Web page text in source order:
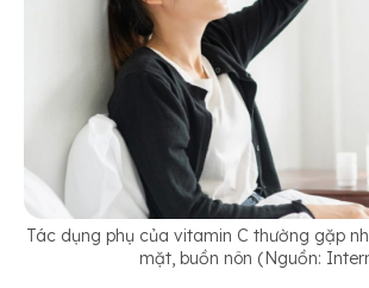
Tác dụng phụ của vitamin C thường gặp
mặt, buồn nôn (Nguồn: